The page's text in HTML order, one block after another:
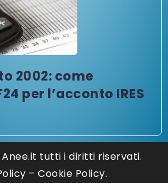
2002: come
per l’acconto IRES
tutti i diritti riservati.
–Cookie Policy.